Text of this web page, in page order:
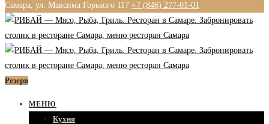
Самара, ул. Максима Горького 117 +7 (846) 277-01-01
Резерв
МЕНЮ
Кухня